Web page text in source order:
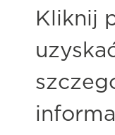
Kliknij